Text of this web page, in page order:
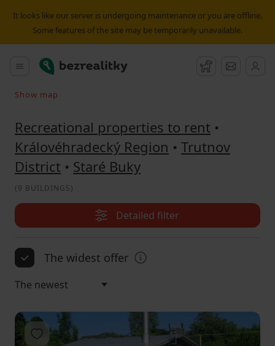
It looks like our server is undergoing maintenance or you are offline.
Some features of the site may be temporarily unavailable.
Main menu
Bezrealitky Watchdog
Search on the map
Show map
Recreational properties to rent •
Královéhradecký Region • Trutnov
District • Staré Buky
(9 BUILDINGS)
Detailed filter
The widest offer
Add to favorites